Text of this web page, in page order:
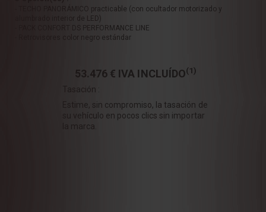
- TECHO PANORÁMICO practicable (con ocultador motorizado y
alumbrado interior de LED)
- PACK CONFORT DS PERFORMANCE LINE
- Retrovisores color negro estándar
53.476 € IVA INCLUÍDO(1)
Tasación :
Estime, sin compromiso, la tasación de
su vehículo en pocos clics sin importar
la marca.